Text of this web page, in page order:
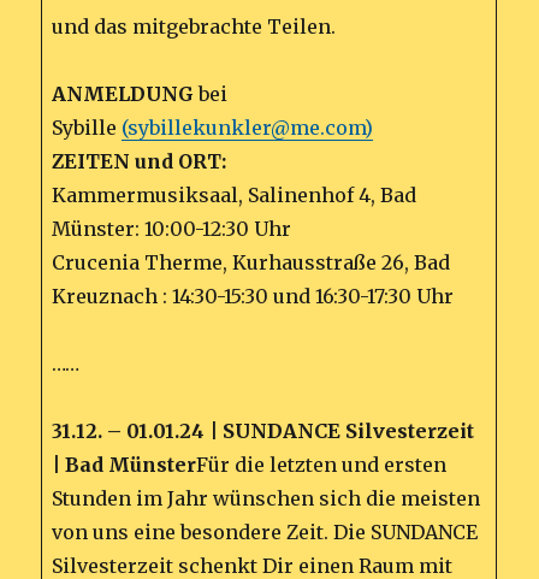
und das mitgebrachte Teilen.
ANMELDUNG bei
Sybille (sybillekunkler@me.com)
ZEITEN und ORT:
Kammermusiksaal, Salinenhof 4, Bad
Münster: 10:00-12:30 Uhr
Crucenia Therme, Kurhausstraße 26, Bad
Kreuznach : 14:30-15:30 und 16:30-17:30 Uhr
……
31.12. – 01.01.24 | SUNDANCE Silvesterzeit
| Bad MünsterFür die letzten und ersten
Stunden im Jahr wünschen sich die meisten
von uns eine besondere Zeit. Die SUNDANCE
Silvesterzeit schenkt Dir einen Raum mit